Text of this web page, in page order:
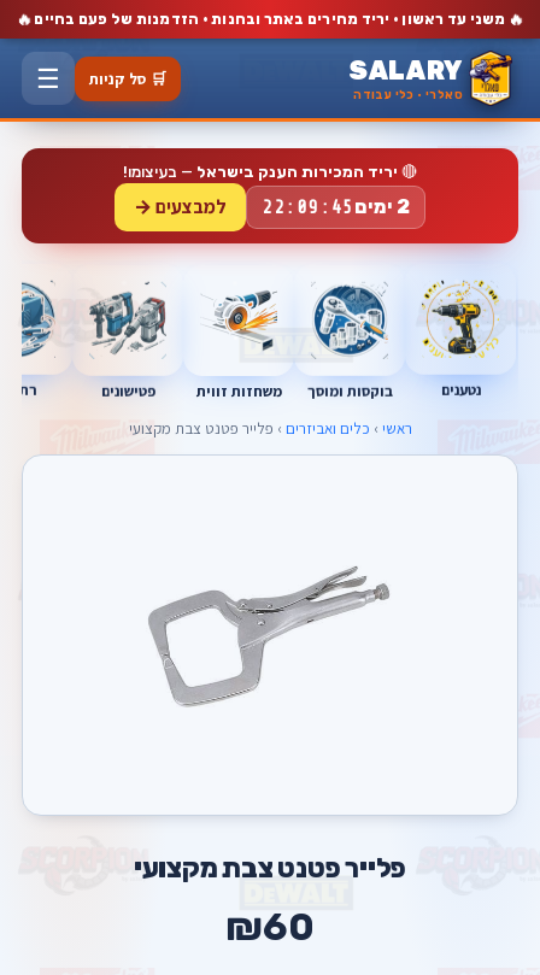
🔥 משני עד ראשון · יריד מחירים באתר ובחנות · הזדמנות של פעם בחיים 🔥
SALARY
סאלרי · כלי עבודה
🛒 סל קניות ☰
🔴 יריד המכירות הענק בישראל — בעיצומו!
2 ימים 22:09:44 למבצעים →
נטענים בוקסות ומוסך משחזות זווית פטישונים
ראשי › כלים ואביזרים › פלייר פטנט צבת מקצועי
פלייר פטנט צבת מקצועי
₪60